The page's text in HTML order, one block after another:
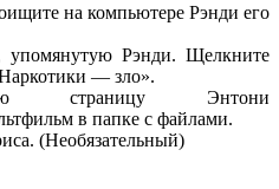
на компьютере Рэнди его
упомянутую Рэнди. Щелкните
— зло».
страницу Энтони
в папке с файлами.
(Необязательный)